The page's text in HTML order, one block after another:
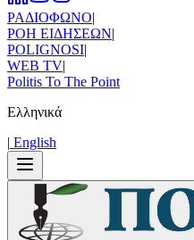
ΡΑΔΙΟΦΩΝΟ|
ΡΟΗ ΕΙΔΗΣΕΩΝ|
POLIGNOSI|
WEB TV|
Politis To The Point
Ελληνικά
| Εnglish